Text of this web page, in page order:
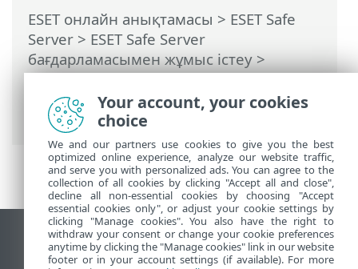
ESET онлайн анықтамасы > ESET Safe
Server > ESET Safe Server
бағдарламасымен жұмыс істеу>
Кеңейтілген орнату>Қарап шығулар>
HIPS – Хост негізіндегі енуді болдырмау
жүйесі> HIPS ерекшеліктері
Жұмыс үстеліндегі сайтты қарау
End of Life
Your account, your cookies
choice
We and our partners use cookies to give you the best
optimized online experience, analyze our website traffic,
and serve you with personalized ads. You can agree to the
collection of all cookies by clicking "Accept all and close",
decline all non-essential cookies by choosing "Accept
essential cookies only", or adjust your cookie settings by
clicking "Manage cookies". You also have the right to
withdraw your consent or change your cookie preferences
anytime by clicking the "Manage cookies" link in our website
footer or in your account settings (if available). For more